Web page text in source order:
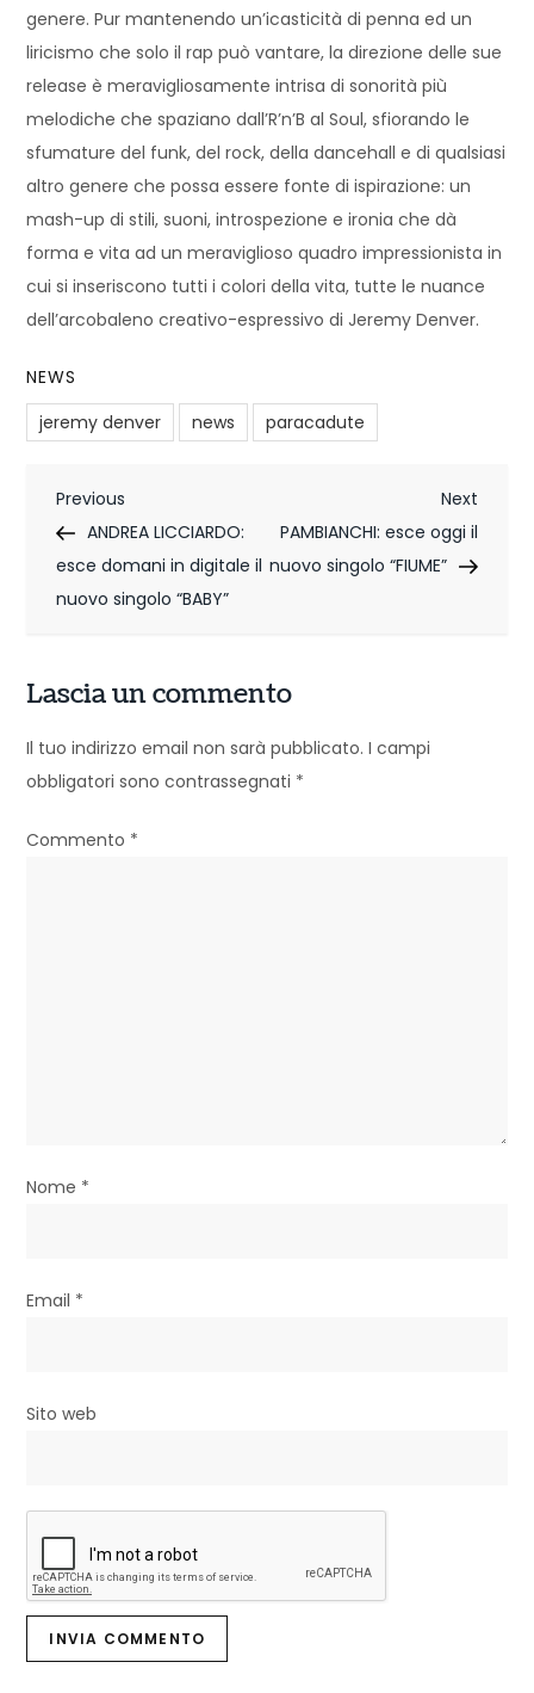
genere. Pur mantenendo un’icasticità di penna ed un
liricismo che solo il rap può vantare, la direzione delle sue
release è meravigliosamente intrisa di sonorità più
melodiche che spaziano dall’R’n’B al Soul, sfiorando le
sfumature del funk, del rock, della dancehall e di qualsiasi
altro genere che possa essere fonte di ispirazione: un
mash-up di stili, suoni, introspezione e ironia che dà
forma e vita ad un meraviglioso quadro impressionista in
cui si inseriscono tutti i colori della vita, tutte le nuance
dell’arcobaleno creativo-espressivo di Jeremy Denver.
NEWS
jeremy denver
news paracadute
N
a
v
g
a
z
i
c
l
Previous
Post
Previous
ANDREA LICCIARDO:
esce domani in digitale il
nuovo singolo “BABY”
Next
Post
Next
PAMBIANCHI: esce oggi il
nuovo singolo “FIUME”
Lascia un commento
Il tuo indirizzo email non sarà pubblicato. I campi
obbligatori sono contrassegnati *
Commento *
Nome *
Email *
Sito web